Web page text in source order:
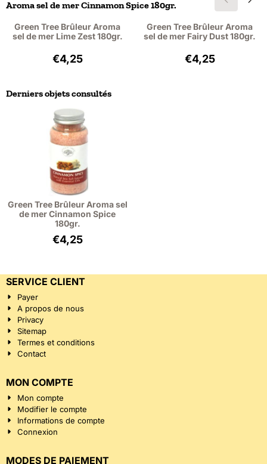
Aroma sel de mer Cinnamon Spice 180gr.
Green Tree Brûleur Aroma
sel de mer Lime Zest 180gr.
Prix: 4,25, hors TVA : 3,51
€4,25
Green Tree Brûleur Aroma
sel de mer Fairy Dust 180gr.
Prix: 4,25, hors
€4,25
Derniers objets consultés
Green Tree Brûleur Aroma sel
de mer Cinnamon Spice
180gr.
€4,25
SERVICE CLIENT
Payer
A propos de nous
Privacy
Sitemap
Termes et conditions
Contact
MON COMPTE
Mon compte
Modifier le compte
Informations de compte
Connexion
MODES DE PAIEMENT